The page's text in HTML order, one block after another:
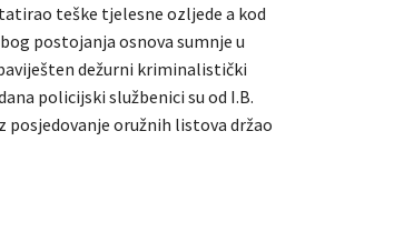
teške tjelesne ozljede a kod
postojanja osnova sumnje u
dežurni kriminalistički
policijski službenici su od I.B.
posjedovanje oružnih listova držao